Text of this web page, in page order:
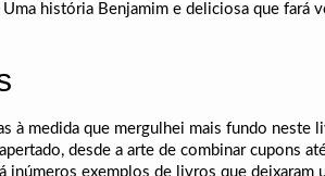
história Benjamim e deliciosa que fará
à medida que mergulhei mais fundo
desde a arte de combinar cupons
inúmeros exemplos de livros que deixaram